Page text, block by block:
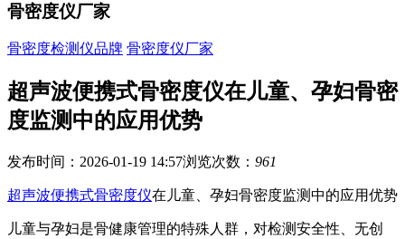
骨密度仪厂家
骨密度检测仪品牌 骨密度仪厂家
超声波便携式骨密度仪在儿童、孕妇骨密
度监测中的应用优势
发布时间：2026-01-19 14:57浏览次数： 961
超声波便携式骨密度仪在儿童、孕妇骨密度监测中的应用优势
儿童与孕妇是骨健康管理的特殊人群，对检测安全性、无创